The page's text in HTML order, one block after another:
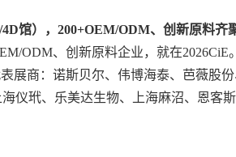
馆），200+OEM/ODM、创新原料齐
ODM、创新原料企业，就在2026CiE。
展商：诺斯贝尔、伟博海泰、芭薇股
仪玳、乐美达生物、上海麻沼、恩客